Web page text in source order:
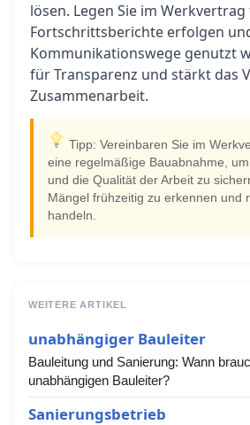
lösen. Legen Sie im
Fortschrittsberichte erfolgen
Kommunikationswege genutzt
für Transparenz und stärkt das
Zusammenarbeit.
Tipp: Vereinbaren Sie im
eine regelmäßige Bauabnahme,
und die Qualität der Arbeit zu
Mängel frühzeitig zu erkennen und
handeln.
WEITERE ARTIKEL
unabhängiger Bauleiter
Bauleitung und Sanierung: Wann
unabhängigen Bauleiter?
Sanierungsbetrieb